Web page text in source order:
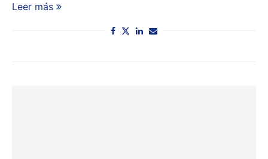
Leer más